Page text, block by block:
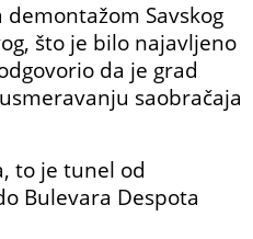
Savskog
što je bilo najavljeno
da je grad
saobračaja
to je tunel od
Bulevara Despota